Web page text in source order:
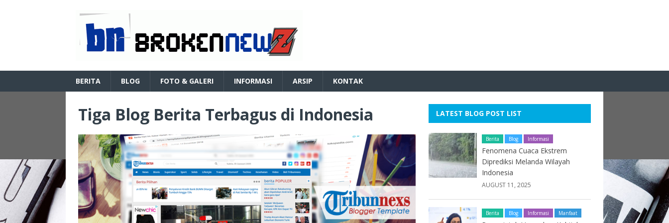
BERITA BLOG FOTO & GALERI INFORMASI ARSIP KONTAK
Tiga Blog Berita Terbagus di Indonesia LATEST BLOG POST LIST
Berita Blog Informasi
Fenomena Cuaca Ekstrem
Diprediksi Melanda Wilayah
Indonesia
AUGUST 11, 2025
Berita Blog Informasi Manfaat